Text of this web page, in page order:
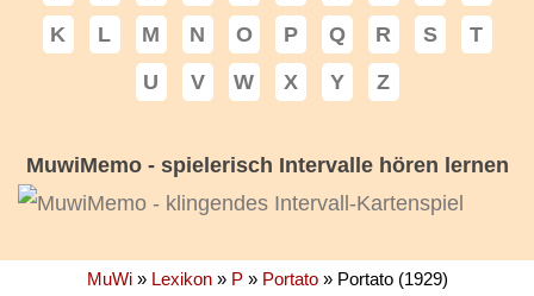
K
L M N O P Q R S
T
U
V W X Y Z
MuwiMemo - spielerisch Intervalle hören lernen
MuWi» Lexikon» P» Portato» Portato (1929)